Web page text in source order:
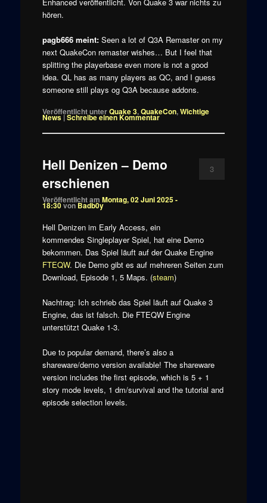
hören.
pagb666 meint: Seen a lot of Q3A Remaster on my
next QuakeCon remaster wishes… But I feel that
splitting the playerbase even more is not a good
idea. QL has as many players as QC, and I guess
someone still plays og Q3A because addons.
Veröffentlicht unterQuake 3,QuakeCon,Wichtige
News|Schreibe einen Kommentar
Hell Denizen – Demo
erschienen
Veröffentlicht am Montag, 02 Juni 2025 -
18:30vonBadb0y
3
Hell Denizen im Early Access, ein
kommendes Singleplayer Spiel, hat eine Demo
bekommen. Das Spiel läuft auf der Quake Engine
FTEQW. Die Demo gibt es auf mehreren Seiten zum
Download, Episode 1, 5 Maps. (steam)
Nachtrag: Ich schrieb das Spiel läuft auf Quake 3
Engine, das ist falsch. Die FTEQW Engine
unterstützt Quake 1-3.
Due to popular demand, there’s also a
shareware/demo version available! The shareware
version includes the first episode, which is 5 + 1
story mode levels, 1 dm/survival and the tutorial and
episode selection levels.